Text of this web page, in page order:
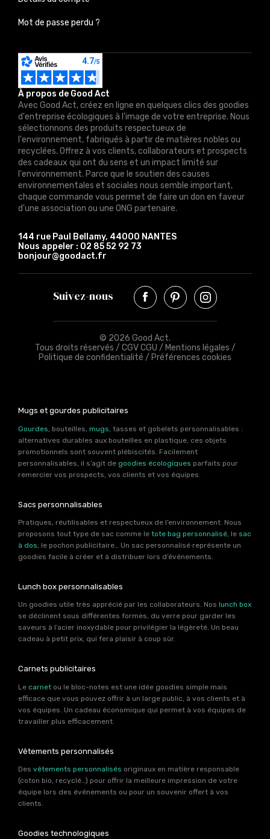
À propos de Good Act
Avec Good Act, créez en ligne en quelques clics des goodies
d'entreprise écologiques à l'image de votre entreprise. Nous
sélectionnons des produits respectueux de
l'environnement, fabriqués à partir de matières nobles ou
recyclées. Offrez à vos clients, collaborateurs et prospects
des cadeaux qui ont du sens et un impact limité sur
l'environnement. Parce que le soutien des causes
environnementales et sociales nous semble important,
chaque commande vous permet de faire un don en faveur
d'une association ou une ONG partenaire.
144 rue Paul Bellamy, 44000 NANTES
Nous appeler : 02 85 52 92 73
bonjour@goodact.fr
Mot de passe perdu ?
Suivez-nous
© 2026 Good Act.
Tous droits réservés / CGV CGU / Mentions légales /
Politique de confidentialité / Préférences cookies
Mugs et gourdes publicitaires
Gourdes , bouteilles, mugs , tasses et gobelets personnalisables :
alternatives durables aux bouteilles en plastique, ces objets
promotionnels sont souvent plébiscités. Facilement
personnalisables, il s’agit de goodies écologiques parfaits pour
remercier vos prospects, vos clients et vos équipes.
Sacs personnalisables
Pratiques, réutilisables et respectueux de l’environnement. Nous
proposons tout type de sac comme le tote bag personnalisé, le sac
à dos, le pochon publicitaire… Un sac personnalisé représente un
goodies facile à créer et à distribuer lors d’événements.
Lunch box personnalisables
Un goodies utile très apprécié par les collaborateurs. Nos lunch box
se déclinent sous différentes formes, du verre pour garder les
saveurs à l’acier inoxydable pour privilégier la légèreté. Un beau
cadeau à petit prix, qui fera plaisir à coup sûr.
Carnets publicitaires
Le carnet ou le bloc-notes est une idée goodies simple mais
efficace que vous pouvez offrir à un large public, à vos clients et à
vos équipes. Un cadeau économique qui permet à vos équipes de
travailler plus efficacement.
Vêtements personnalisés
Des vêtements personnalisés originaux en matière responsable
(coton bio, recyclé…) pour offrir la meilleure impression de votre
équipe lors des événements ou pour un souvenir offert à vos
clients.
Goodies technologiques